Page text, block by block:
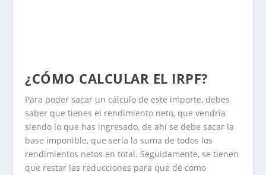
¿CÓMO CALCULAR EL IRPF?
Para poder sacar un cálculo de este importe, debes
saber que tienes el rendimiento neto, que vendría
siendo lo que has ingresado, de ahí se debe sacar la
base imponible, que sería la suma de todos los
rendimientos netos en total. Seguidamente, se tienen
que restar las reducciones para que dé como